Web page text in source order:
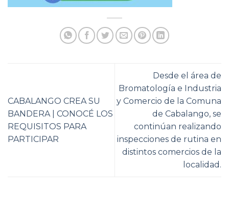
CABALANGO CREA SU
BANDERA | CONOCÉ LOS
REQUISITOS PARA
PARTICIPAR
Desde el área de
Bromatología e Industria
y Comercio de la Comuna
de Cabalango, se
continúan realizando
inspecciones de rutina en
distintos comercios de la
localidad.